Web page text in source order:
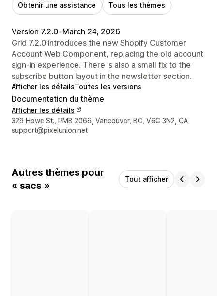
Obtenir une assistance Tous les thèmes
Version 7.2.0•March 24, 2026
Grid 7.2.0 introduces the new Shopify Customer
Account Web Component, replacing the old account
sign-in experience. There is also a small fix to the
subscribe button layout in the newsletter section.
Afficher les détailsToutes les versions
Documentation du thème
Afficher les détails
Coordonnées du concepteur
329 Howe St., PMB 2066, Vancouver, BC, V6C 3N2, CA
support@pixelunion.net
Autres thèmes pour
« sacs »
Tout afficher